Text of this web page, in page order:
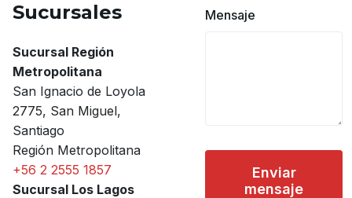
Sucursales
Sucursal Región
Metropolitana
San Ignacio de Loyola
2775, San Miguel,
Santiago
Región Metropolitana
+56 2 2555 1857
Sucursal Los Lagos
Mensaje
Enviar
mensaje